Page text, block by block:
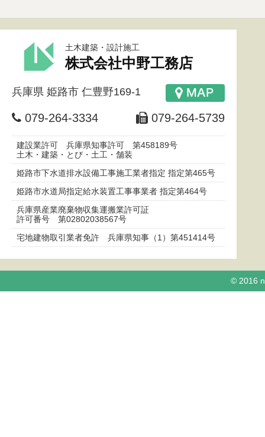
土木建築・設計施工
株式会社中野工務店
兵庫県 姫路市 仁豊野169-1
079-264-3334 079-264-5739
建設業許可 兵庫県知事許可 第458189号
土木・建築・とび・土工・舗装
姫路市下水道排水設備工事施工業者指定 指定第465号
姫路市水道局指定給水装置工事事業者 指定第464号
兵庫県産業廃棄物収集運搬業許可証
許可番号 第02802038567号
宅地建物取引業者免許 兵庫県知事（1）第451414号
© 2016